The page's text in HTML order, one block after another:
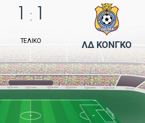
1 : 1
ΤΕΛΙΚΌ ΛΔ ΚΟΝΓΚΌ